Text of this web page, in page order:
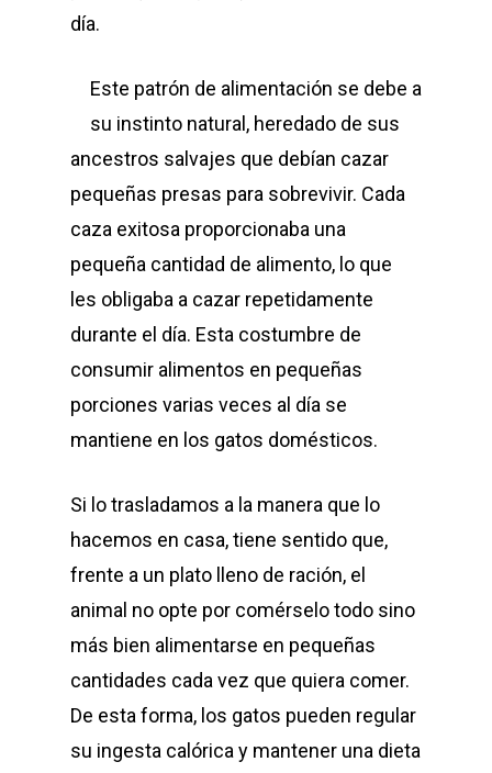
día.
Este patrón de alimentación se debe a
su instinto natural, heredado de sus
ancestros salvajes que debían cazar
pequeñas presas para sobrevivir. Cada
caza exitosa proporcionaba una
pequeña cantidad de alimento, lo que
les obligaba a cazar repetidamente
durante el día. Esta costumbre de
consumir alimentos en pequeñas
porciones varias veces al día se
mantiene en los gatos domésticos.
Si lo trasladamos a la manera que lo
hacemos en casa, tiene sentido que,
frente a un plato lleno de ración, el
animal no opte por comérselo todo sino
más bien alimentarse en pequeñas
cantidades cada vez que quiera comer.
De esta forma, los gatos pueden regular
su ingesta calórica y mantener una dieta